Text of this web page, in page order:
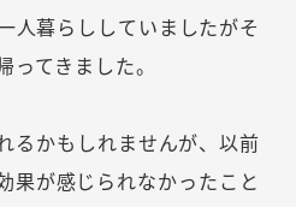
人暮らししていましたがそ
ってきました。
るかもしれませんが、以前
果が感じられなかったこと